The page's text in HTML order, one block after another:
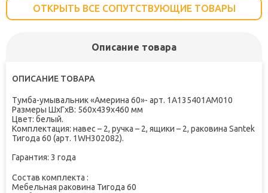
ОТКРЫТЬ ВСЕ СОПУТСТВУЮЩИЕ ТОВАРЫ
Описание товара
ОПИСАНИЕ ТОВАРА
Тумба-умывальник «Америна 60»- арт. 1A135401AM010
Размеры ШxГxВ: 560x439x460 мм
Цвет: белый.
Комплектация: навес – 2, ручка – 2, ящики – 2, раковина Santek
Тигода 60 (арт. 1WH302082).
Гарантия: 3 года
Состав комплекта :
Мебельная раковина Тигода 60